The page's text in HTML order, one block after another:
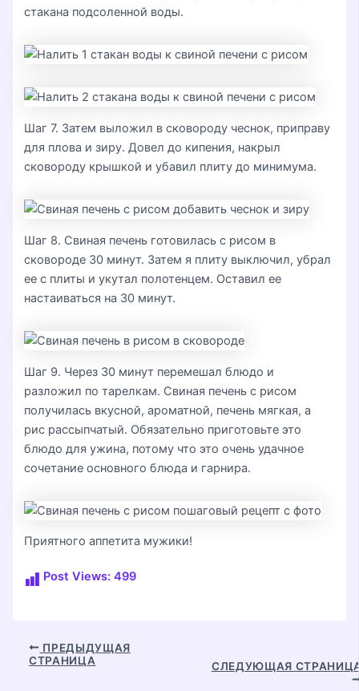
стакана подсоленной воды.
Шаг 7. Затем выложил в сковороду чеснок, приправу
для плова и зиру. Довел до кипения, накрыл
сковороду крышкой и убавил плиту до минимума.
Шаг 8. Свиная печень готовилась с рисом в
сковороде 30 минут. Затем я плиту выключил, убрал
ее с плиты и укутал полотенцем. Оставил ее
настаиваться на 30 минут.
Шаг 9. Через 30 минут перемешал блюдо и
разложил по тарелкам. Свиная печень с рисом
получилась вкусной, ароматной, печень мягкая, а
рис рассыпчатый. Обязательно приготовьте это
блюдо для ужина, потому что это очень удачное
сочетание основного блюда и гарнира.
Приятного аппетита мужики!
Post Views: 499
Навигация
ПРЕДЫДУЩАЯ
СТРАНИЦА
СЛЕДУЮЩАЯ